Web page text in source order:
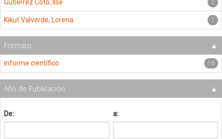
Gutiérrez Coto, Ilse 1
Kikut Valverde, Lorena 1
Formato
informe científico 16
Año de Publicación
De: a: